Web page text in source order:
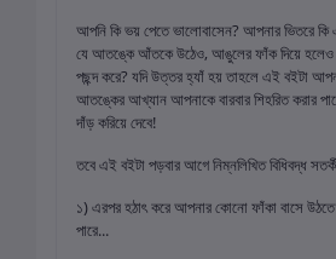
আপনি কি ভয় পেতে ভালোবাসেন? আপনার ভিতরে
যে আতঙ্কে আঁতকে উঠেও, আঙুলের ফাঁক দিয়ে হলেও
পছন্দ করে? যদি উত্তর হ্যাঁ হয় তাহলে এই বইটা
আতঙ্কের আখ্যান আপনাকে বারবার শিহরিত করার
দাঁড় করিয়ে দেবে!
তবে এই বইটা পড়বার আগে নিম্নলিখিত বিধিবদ্ধ
১) এরপর হঠাৎ করে আপনার কোনো ফাঁকা বাসে
পারে...